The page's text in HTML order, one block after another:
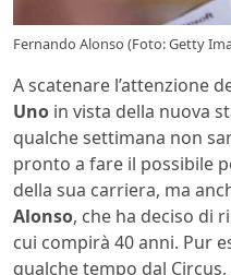
Fernando Alonso (Foto: Getty
A scatenare l’attenzione
Uno in vista della nuova
qualche settimana non
pronto a fare il possibile
della sua carriera, ma
Alonso, che ha deciso di
cui compirà 40 anni. Pur
qualche tempo dal